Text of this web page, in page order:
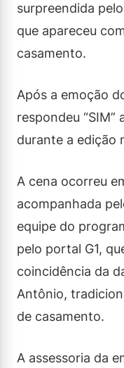
surpreendida
que apareceu
casamento.
Após a emoção
respondeu
durante a edição
A cena ocorreu
acompanhada
equipe do
pelo portal G1,
coincidência da
Antônio,
de casamento.
A assessoria da